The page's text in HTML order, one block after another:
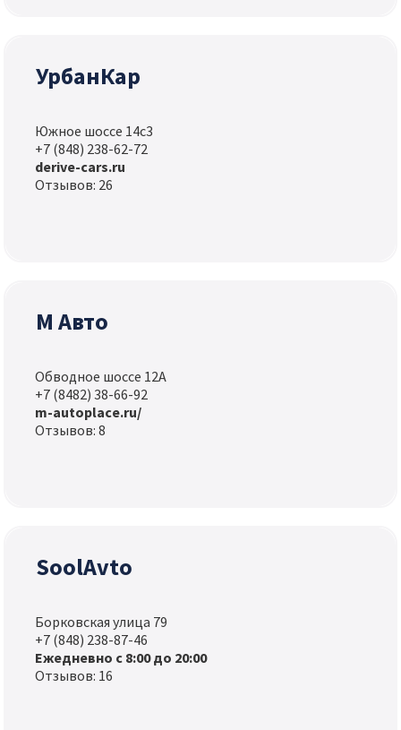
УрбанКар
Южное шоссе 14с3
+7 (848) 238-62-72
derive-cars.ru
Отзывов: 26
М Авто
Обводное шоссе 12А
+7 (8482) 38-66-92
m-autoplace.ru/
Отзывов: 8
SoolAvto
Борковская улица 79
+7 (848) 238-87-46
Ежедневно с 8:00 до 20:00
Отзывов: 16